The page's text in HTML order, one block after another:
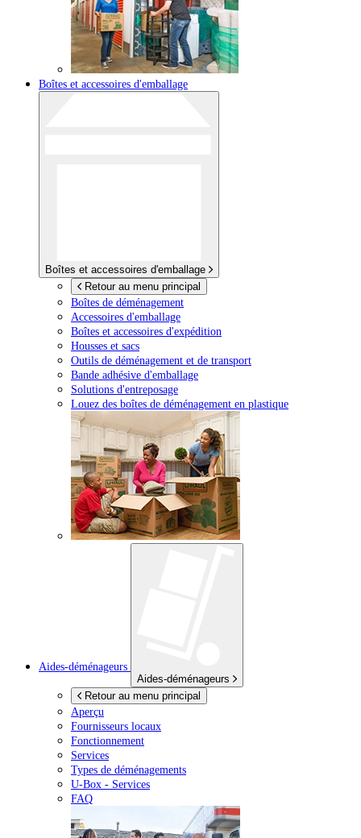
Boîtes et accessoires d'emballage
Boîtes et accessoires d'emballage
Retour au menu principal
Boîtes de déménagement
Accessoires d'emballage
Boîtes et accessoires d'expédition
Housses et sacs
Outils de déménagement et de transport
Bande adhésive d'emballage
Solutions d'entreposage
Louez des boîtes de déménagement en plastique
Aides-déménageurs
Aides-déménageurs
Retour au menu principal
Aperçu
Fournisseurs locaux
Fonctionnement
Services
Types de déménagements
U-Box - Services
FAQ